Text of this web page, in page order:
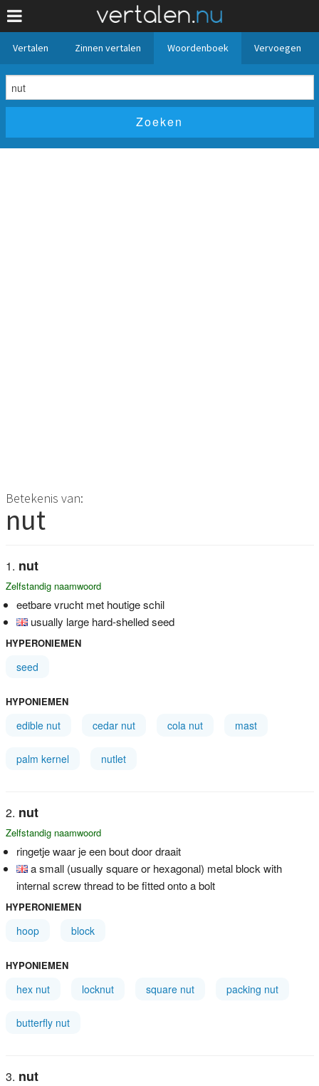
Vertalen Zinnen vertalen Woordenboek Vervoegen
Betekenis van:
nut
nut
Zelfstandig naamwoord
eetbare vrucht met houtige schil
usually large hard-shelled seed
HYPERONIEMEN
seed
HYPONIEMEN
edible nut cedar nut cola nut mast
palm kernel nutlet
nut
Zelfstandig naamwoord
ringetje waar je een bout door draait
a small (usually square or hexagonal) metal block with
internal screw thread to be fitted onto a bolt
HYPERONIEMEN
hoop block
HYPONIEMEN
hex nut locknut square nut packing nut
butterfly nut
nut